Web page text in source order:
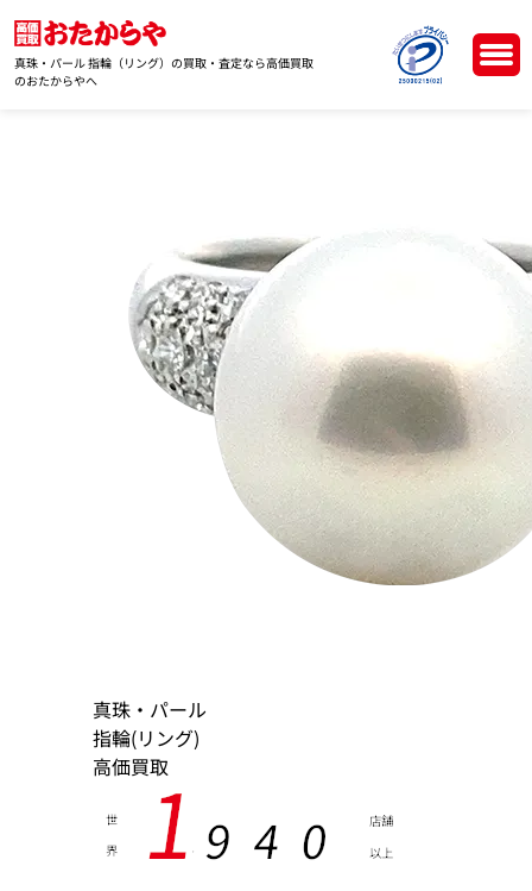
真珠・パール 指輪（リング）の買取・査定なら高価買取
のおたからやへ
真珠・パール
指輪(リング)
高価買取
世
界
店舗
以上
1, 9 4 0